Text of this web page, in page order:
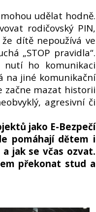
udělat hodně.
rodičovský PIN,
dítě nepoužívá ve
„STOP pravidla“.
ho komunikaci
na jiné komunikační
začne mazat historii
agresivní či
jako E-Bezpečí
pomáhají dětem i
jak se včas ozvat.
překonat stud a